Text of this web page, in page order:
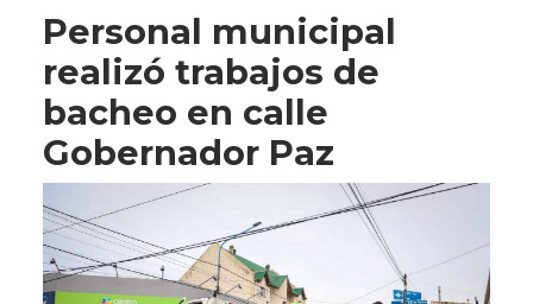
Personal municipal
realizó trabajos de
bacheo en calle
Gobernador Paz